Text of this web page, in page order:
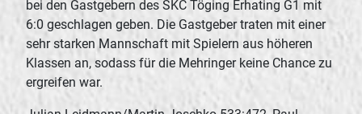
bei den Gastgebern des SKC Töging Erhating G1 mit
6:0 geschlagen geben. Die Gastgeber traten mit einer
sehr starken Mannschaft mit Spielern aus höheren
Klassen an, sodass für die Mehringer keine Chance zu
ergreifen war.